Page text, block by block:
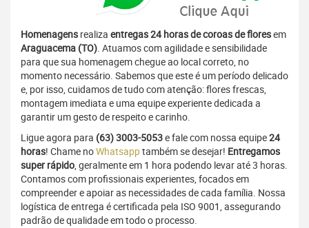
Homenagens realiza entregas 24 horas de coroas de floresem
Araguacema (TO). Atuamos com agilidade e sensibilidade
para que sua homenagem chegue ao local correto, no
momento necessário. Sabemos que este é um período delicado
e, por isso, cuidamos de tudo com atenção: flores frescas,
montagem imediata e uma equipe experiente dedicada a
garantir um gesto de respeito e carinho.
Ligue agora para (63) 3003-5053e fale com nossa equipe24
horas! Chame noWhatsapptambém se desejar! Entregamos
super rápido, geralmente em 1 hora podendo levar até 3 horas.
Contamos com profissionais experientes, focados em
compreender e apoiar as necessidades de cada família. Nossa
logística de entrega é certificada pela ISO 9001, assegurando
padrão de qualidade em todo o processo.